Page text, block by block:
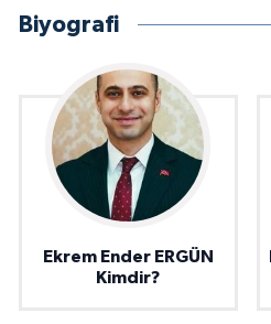
Biyografi
Ekrem Ender ERGÜN
Kimdir?